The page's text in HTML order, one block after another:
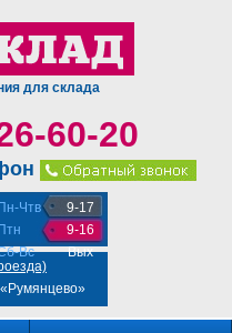
для склада
60-20
Пн-Чтв
Птн
Вс
9-17
9-16
Вых